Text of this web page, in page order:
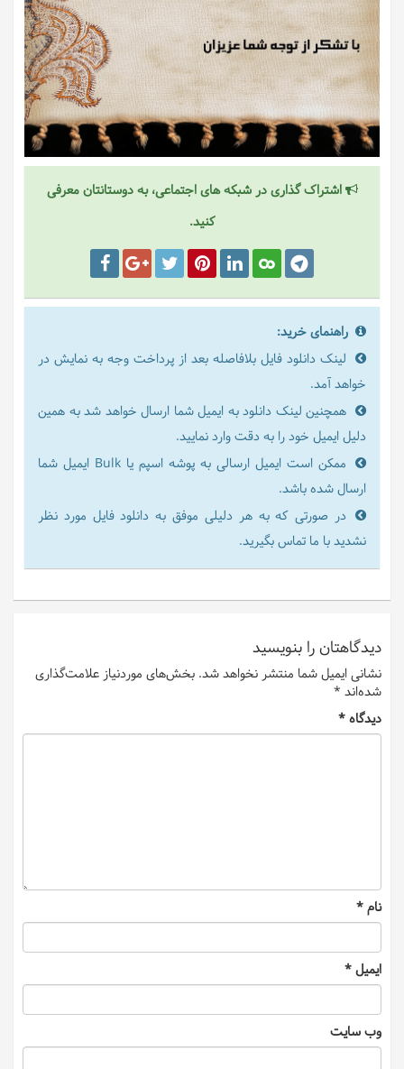
اشتراک گذاری در شبکه های اجتماعی، به دوستانتان معرفی
کنید.
راهنمای خرید:
لینک دانلود فایل بلافاصله بعد از پرداخت وجه به نمایش در
خواهد آمد.
همچنین لینک دانلود به ایمیل شما ارسال خواهد شد به همین
دلیل ایمیل خود را به دقت وارد نمایید.
ممکن است ایمیل ارسالی به پوشه اسپم یا Bulk ایمیل شما
ارسال شده باشد.
در صورتی که به هر دلیلی موفق به دانلود فایل مورد نظر
نشدید با ما تماس بگیرید.
دیدگاهتان را بنویسید
نشانی ایمیل شما منتشر نخواهد شد. بخش‌های موردنیاز علامت‌گذاری
شده‌اند *
دیدگاه*
نام*
ایمیل*
وب‌ سایت